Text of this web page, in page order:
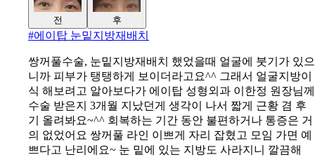
전 후
#에이탑 눈밑지방재배치
쌍꺼풀수술, 눈밑지방재배치 했었을때 얼굴에 붓기가 있으
니까 피부가 탱탱하게 보이더라고요^^ 그래서 얼굴지방이
식 해보려고 알아보다가 에이탑 성형외과 이한정 원장님께
수술 받은지 3개월 지났던게 생각이 나서 짧게 근황 겸 후
기 올려봐요~^^ 회복하는 기간 동안 불편하거나 통증은 거
의 없었어요 쌍꺼풀 라인 이쁘게 자리 잡혔고 모임 가면 예
쁘다고 난리에요~ 눈 밑에 있는 지방도 사라지니 깔끔해